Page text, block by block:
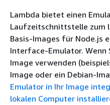
Lambda bietet einen
Laufzeitschnittstelle zum
Basis-Images für Node.js
Interface-Emulator. Wenn
Image verwenden
Image oder ein Debian-
Emulator in Ihr Image
lokalen Computer